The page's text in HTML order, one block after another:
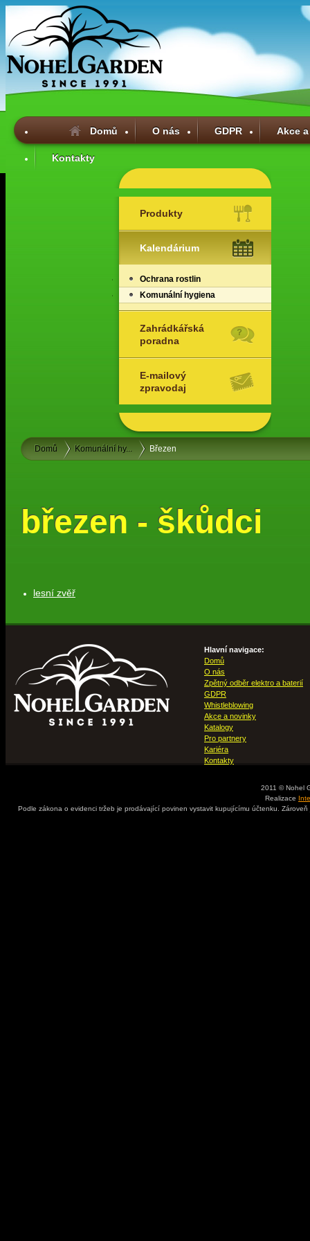
Domů O nás GDPR Akce
Kontakty
Produkty
Kalendárium
Ochrana rostlin
Komunální hygiena
Zahrádkářská
poradna
E-mailový
zpravodaj
Domů Komunální hy... Březen
březen - škůdci
lesní zvěř
Hlavní navigace:
Domů
O nás
Zpětný odběr elektro a baterií
GDPR
Whistleblowing
Akce a novinky
Katalogy
Pro partnery
Kariéra
Kontakty
2011 © Nohel
Realizace
Podle zákona o evidenci tržeb je prodávající povinen vystavit kupujícímu účtenku.